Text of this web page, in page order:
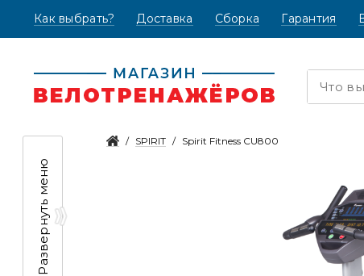
Как выбрать? (текущая)
Доставка Сборка Гарантия
Развернуть меню
SPIRIT Spirit Fitness CU800